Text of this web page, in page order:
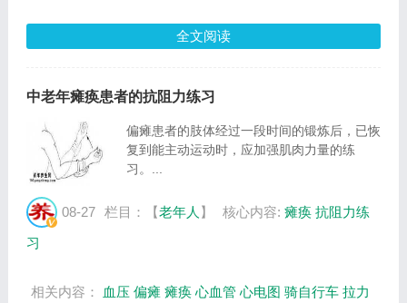
全文阅读
中老年瘫痪患者的抗阻力练习
偏瘫患者的肢体经过一段时间的锻炼后，已恢
复到能主动运动时，应加强肌肉力量的练
习。...
08-27 栏目：【老年人 】 核心内容: 瘫痪 抗阻力练
习
相关内容： 血压 偏瘫 瘫痪 心血管 心电图 骑自行车 拉力